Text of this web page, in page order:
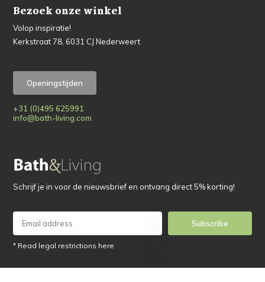
Bezoek onze winkel
Volop inspiratie!
Kerkstraat 78, 6031 CJ Nederweert
Openingstijden
+31 (0)495 625991
info@bath-living.com
Schrijf je in voor de nieuwsbrief en ontvang direct 5% korting!
Subscribe
* Read legal restrictions here